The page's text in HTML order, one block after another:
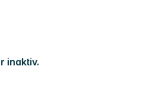
inaktiv.